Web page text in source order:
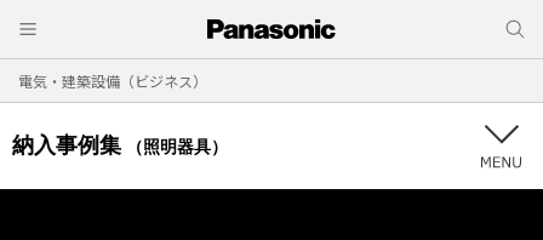
電気・建築設備（ビジネス）
納入事例集 （照明器具）